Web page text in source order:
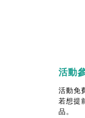
活動
活動免
若想提
品。